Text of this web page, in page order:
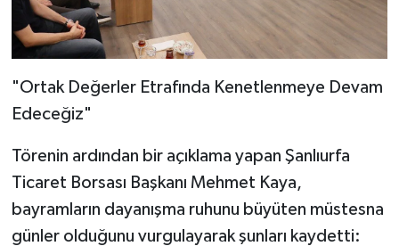
​"Ortak Değerler Etrafında Kenetlenmeye Devam
Edeceğiz"
​Törenin ardından bir açıklama yapan Şanlıurfa
Ticaret Borsası Başkanı Mehmet Kaya,
bayramların dayanışma ruhunu büyüten müstesna
günler olduğunu vurgulayarak şunları kaydetti: